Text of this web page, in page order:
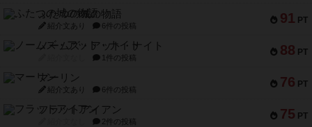
91 PT
ふたつの城の物語
紹介文あり 6件の投稿
88 PT
ノームズ・アット・ナイト
1件の投稿
76 PT
マーリン
紹介文あり 6件の投稿
75 PT
フラットアイアン
2件の投稿